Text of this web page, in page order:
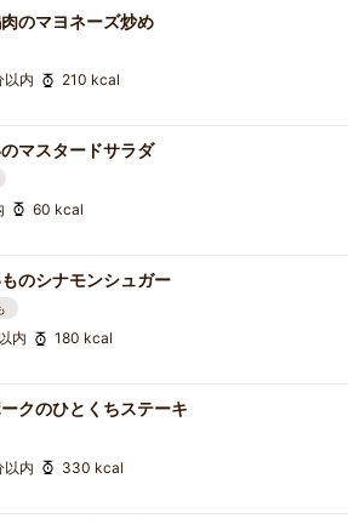
のマヨネーズ炒め
以内 210 kcal
マスタードサラダ
60 kcal
のシナモンシュガー
内 180 kcal
クのひとくちステーキ
以内 330 kcal